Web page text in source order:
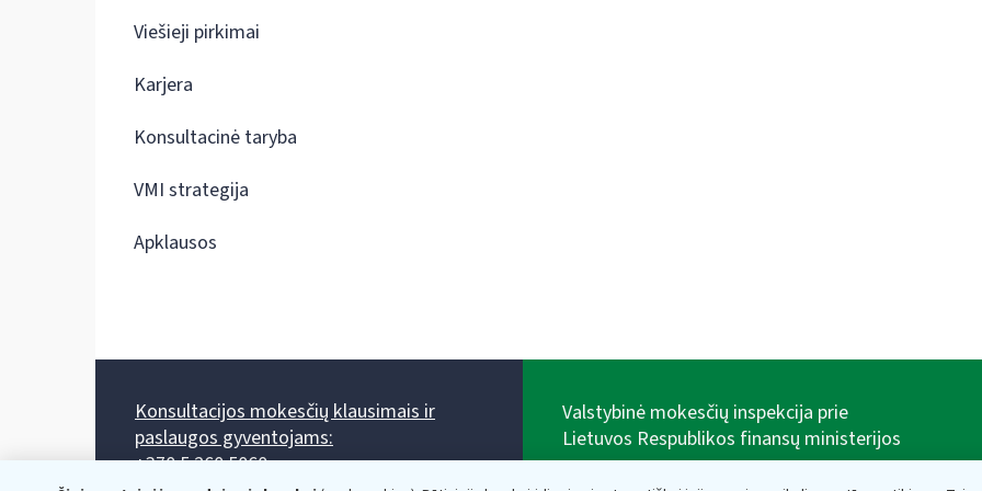
Viešieji pirkimai
Karjera
Konsultacinė taryba
VMI strategija
Apklausos
Konsultacijos mokesčių klausimais ir
paslaugos gyventojams:
+370 5 260 5060
Valstybinė mokesčių inspekcija prie
Lietuvos Respublikos finansų ministerijos